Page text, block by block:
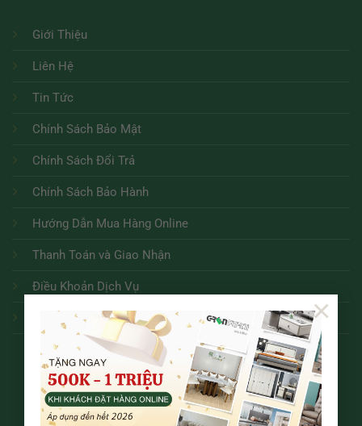
×
Giới Thiệu
Liên Hệ
Tin Tức
Chính Sách Bảo Mật
Chính Sách Đổi Trả
Chính Sách Bảo Hành
Hướng Dẫn Mua Hàng Online
Thanh Toán và Giao Nhận
Điều Khoản Dịch Vụ
Tuyển dụng